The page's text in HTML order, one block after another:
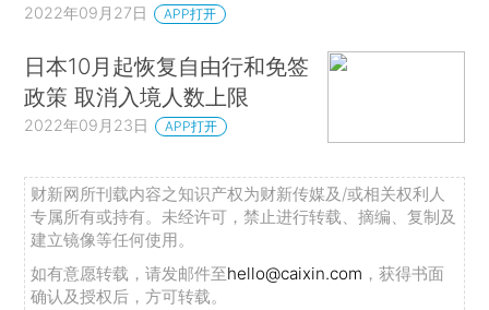
2022年09月27日 APP打开
日本10月起恢复自由行和免签
政策 取消入境人数上限
2022年09月23日 APP打开
财新网所刊载内容之知识产权为财新传媒及/或相关权利人
专属所有或持有。未经许可，禁止进行转载、摘编、复制及
建立镜像等任何使用。
如有意愿转载，请发邮件至hello@caixin.com ，获得书面
确认及授权后，方可转载。